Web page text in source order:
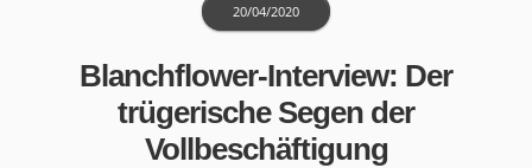
Blanchflower-Interview: Der
trügerische Segen der
Vollbeschäftigung
20/04/2020